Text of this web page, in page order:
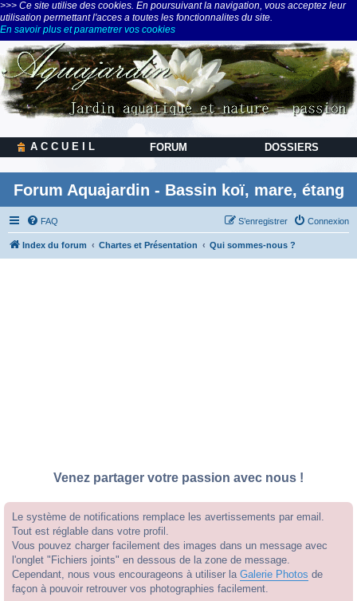
>>> Ce site utilise des cookies. En poursuivant la navigation, vous acceptez leur
utilisation permettant l'acces a toutes les fonctionnalites du site.
En savoir plus et parametrer vos cookies
A C C U E I L FORUM DOSSIERS
Forum Aquajardin - Bassin koï, mare, étang
FAQ Connexion
S’enregistrer
Index du forum Chartes et Présentation Qui sommes-nous ?
Venez partager votre passion avec nous !
Le système de notifications remplace les avertissements par email.
Tout est réglable dans votre profil.
Vous pouvez charger facilement des images dans un message avec
l'onglet "Fichiers joints" en dessous de la zone de message.
Cependant, nous vous encourageons à utiliser la Galerie Photos de
façon à pouvoir retrouver vos photographies facilement.